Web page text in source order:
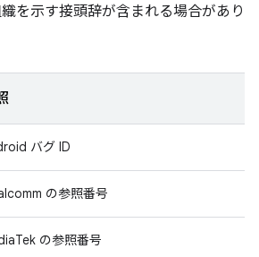
を示す接頭辞が含まれる場合があり
バグ ID
の参照番号
の参照番号